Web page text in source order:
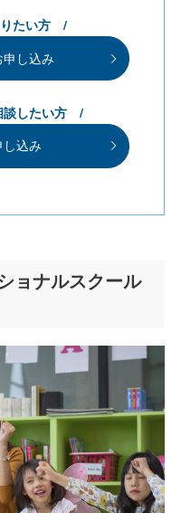
たい方 /
し込み
談したい方 /
し込み
ョナルスクール